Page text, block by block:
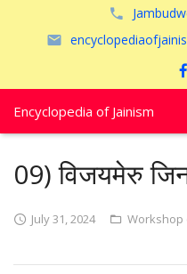
Encyclopedia of Jainism
09) विजयमेरु
July 31, 2024 Workshop